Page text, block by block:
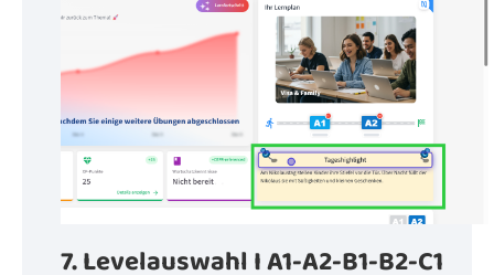
7. Levelauswahl I A1-A2-B1-B2-C1